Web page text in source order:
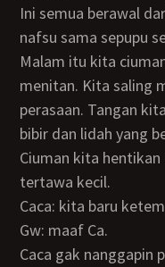
Ini semua berawal dari kelakuan Sella, gw jadi lebih
nafsu sama sepupu
Malam itu kita ciuman lumayan lama, mungkin ada 20
menitan. Kita saling
perasaan. Tangan
bibir dan lidah yang
Ciuman kita hentikan dan kembali terdiam, Caca
tertawa kecil.
Caca: kita baru
Gw: maaf Ca.
Caca gak